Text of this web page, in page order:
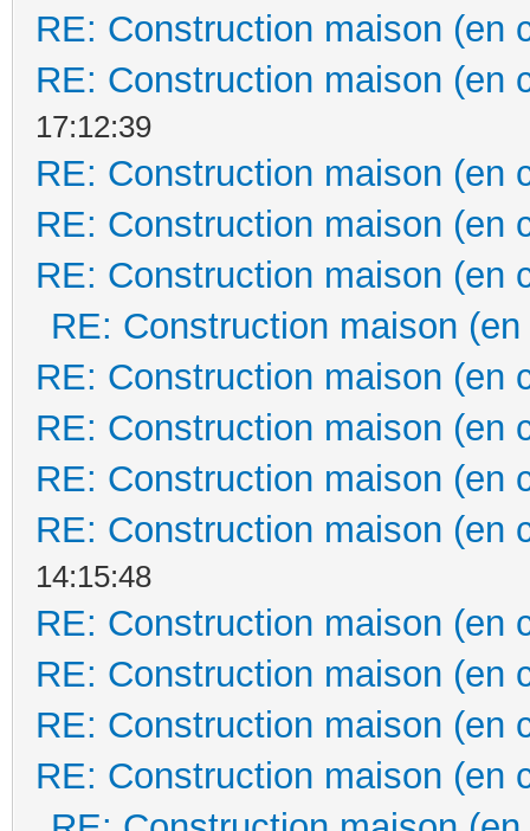
RE: Construction maison (en
RE: Construction maison (en
17:12:39
RE: Construction maison (en
RE: Construction maison (en
RE: Construction maison (en
RE: Construction maison
RE: Construction maison (en
RE: Construction maison (en
RE: Construction maison (en
RE: Construction maison (en
14:15:48
RE: Construction maison (en
RE: Construction maison (en
RE: Construction maison (en
RE: Construction maison (en